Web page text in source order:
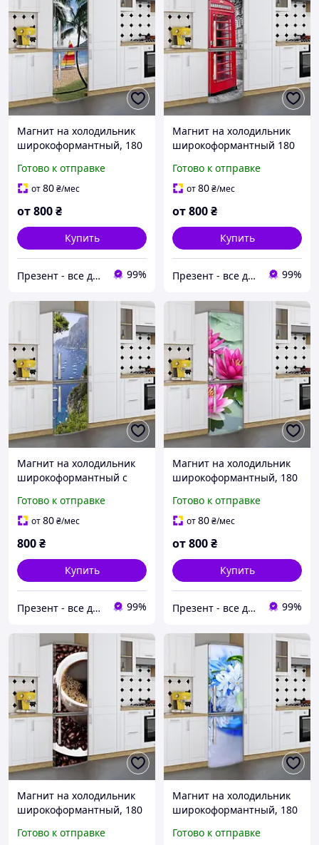
Магнит на холодильник
широкоформантный, 180
Готово к отправке
от80₴/мес
от800₴
Купить
Презент - все для декора 99%
Магнит на холодильник
широкоформантный 180
Готово к отправке
от80₴/мес
от800₴
Купить
Презент - все для декора 99%
Магнит на холодильник
широкоформантный с
см, Лицевая
Готово к отправке
от80₴/мес
800₴
Купить
Презент - все для декора 99%
Магнит на холодильник
широкоформантный, 180
Готово к отправке
от80₴/мес
от800₴
Купить
Презент - все для декора 99%
Магнит на холодильник
широкоформантный, 180
Готово к отправке
Магнит на холодильник
широкоформантный, 180
Готово к отправке